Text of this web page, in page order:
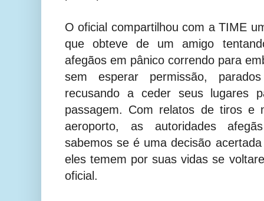
O oficial compartilhou com a TIME
que obteve de um amigo
afegãos em pânico correndo para
sem esperar permissão,
recusando a ceder seus lugares
passagem. Com relatos de tiros e
aeroporto, as autoridades
sabemos se é uma decisão
eles temem por suas vidas se
oficial.